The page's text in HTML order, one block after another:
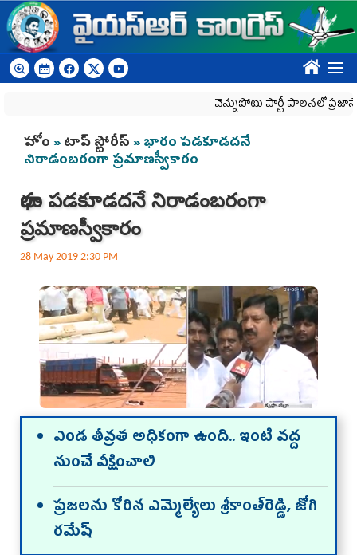
Skip to main content
????
వెన్నుపోటు పార్టీ పాలనలో
You are here
హోం »టాప్ స్టోరీస్ » భారం పడకూడదనే
నిరాడంబరంగా ప్రమాణస్వీకారం
భారం పడకూడదనే నిరాడంబరంగా
ప్రమాణస్వీకారం
28 May 2019 2:30 PM
ఎండ తీవ్రత అధికంగా ఉంది.. ఇంటి వద్ద
నుంచే వీక్షించాలి
ప్రజలను కోరిన ఎమ్మెల్యేలు శ్రీకాంత్‌రెడ్డి, జోగి
రమేష్‌